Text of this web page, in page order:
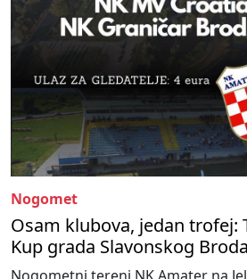
Nogomet
Osam klubova, jedan trofej:
Kup grada Slavonskog